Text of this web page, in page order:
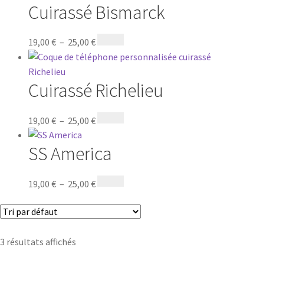
Cuirassé Bismarck
19,00 € – 25,00 €
Cuirassé Richelieu
19,00 € – 25,00 €
SS America
19,00 € – 25,00 €
3 résultats affichés